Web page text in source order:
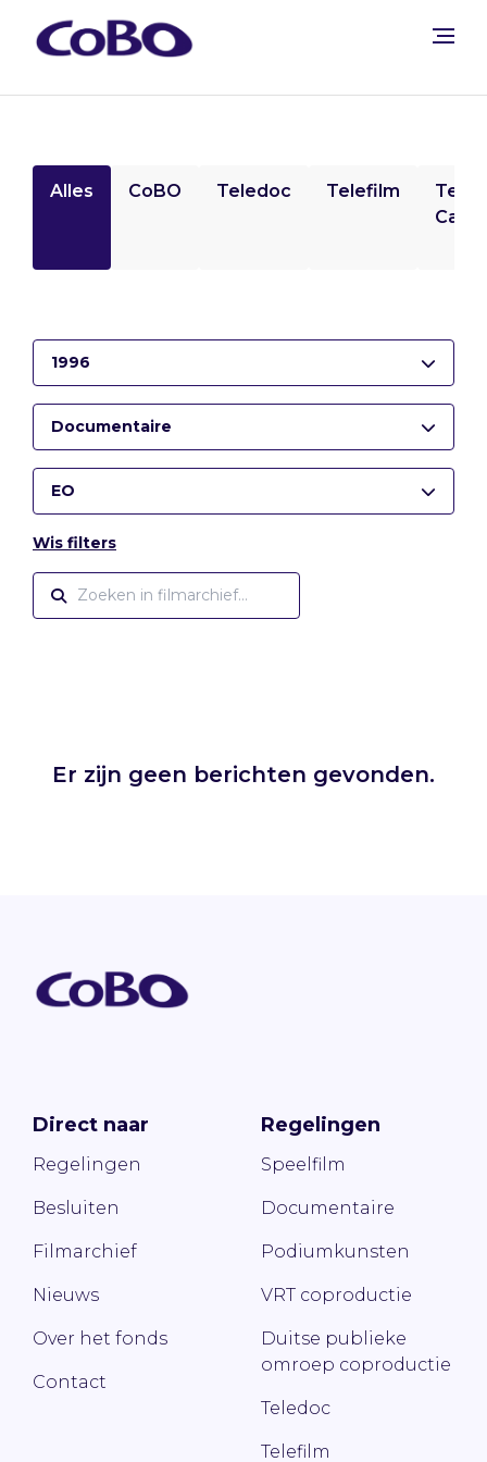
Alles CoBO Teledoc Telefilm
1996
Documentaire
EO
Wis filters
Er zijn geen berichten gevonden.
Direct naar
Regelingen
Besluiten
Filmarchief
Nieuws
Over het fonds
Contact
Regelingen
Speelfilm
Documentaire
Podiumkunsten
VRT coproductie
Duitse publieke
omroep coproductie
Teledoc
Telefilm